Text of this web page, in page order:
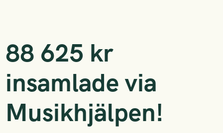
88 625 kr
insamlade via
Musikhjälpen!